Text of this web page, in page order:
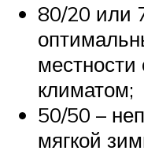
80/20 или
климатом;
50/50 –
мягкой